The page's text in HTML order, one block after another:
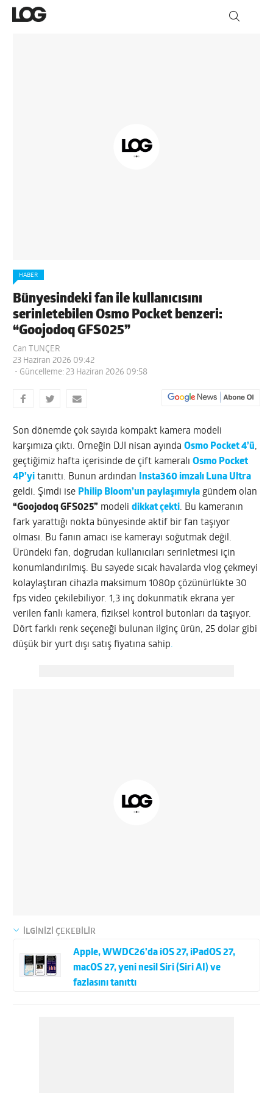
HABER
Bünyesindeki fan ile kullanıcısını
serinletebilen Osmo Pocket benzeri:
“Goojodoq GFS025”
Can TUNÇER
23 Haziran 2026 09:42
- Güncelleme: 23 Haziran 2026 09:58
Son dönemde çok sayıda kompakt kamera modeli
karşımıza çıktı. Örneğin DJI nisan ayındaOsmo Pocket 4’ü,
geçtiğimiz hafta içerisinde de çift kameralıOsmo Pocket
4P’yi tanıttı. Bunun ardından
Insta360 imzalı Luna Ultra
geldi. Şimdi ise Philip Bloom’un paylaşımıyla gündem olan
“Goojodoq GFS025” modelidikkat çekti. Bu kameranın
fark yarattığı nokta bünyesinde aktif bir fan taşıyor
olması. Bu fanın amacı ise kamerayı soğutmak değil.
Üründeki fan, doğrudan kullanıcıları serinletmesi için
konumlandırılmış. Bu sayede sıcak havalarda vlog çekmeyi
kolaylaştıran cihazla maksimum 1080p çözünürlükte 30
fps video çekilebiliyor. 1,3 inç dokunmatik ekrana yer
verilen fanlı kamera, fiziksel kontrol butonları da taşıyor.
Dört farklı renk seçeneği bulunan ilginç ürün, 25 dolar gibi
düşük bir yurt dışı satış fiyatına sahip.
İLGİNİZİ ÇEKEBİLİR
Apple, WWDC26’da iOS 27, iPadOS 27,
macOS 27, yeni nesil Siri (Siri AI) ve
fazlasını tanıttı